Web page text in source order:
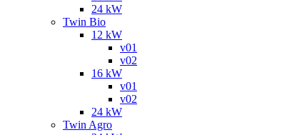
24 kW
Twin Bio
12 kW
v01
v02
16 kW
v01
v02
24 kW
Twin Agro